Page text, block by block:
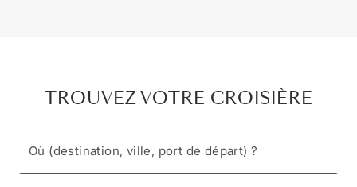
TROUVEZ VOTRE CROISIÈRE
Où (destination, ville, port de départ) ?